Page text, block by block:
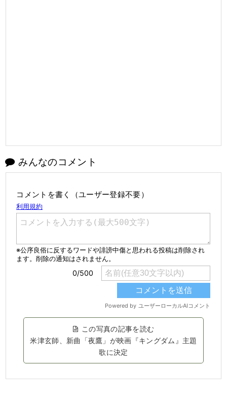
みんなのコメント
コメントを書く（ユーザー登録不要）
この写真の記事を読む
米津玄師、新曲「夜鷹」が映画『キングダム』主題
歌に決定